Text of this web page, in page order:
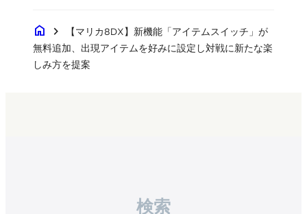
home chevron_right
【マリカ8DX】新機能「アイテムスイッチ」が
無料追加、出現アイテムを好みに設定し対戦に新たな楽
しみ方を提案
検索